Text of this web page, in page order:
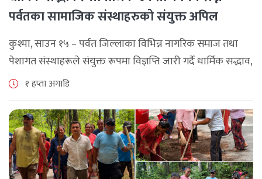
पर्वतका सामाजिक संस्थाहरुको संयुक्त अपिल
कुश्मा, साउन १५ – पर्वत जिल्लाका विभिन्न नागरिक समाज तथा
पेशागत संस्थाहरूले संयुक्त रूपमा विज्ञप्ति जारी गर्दै धार्मिक सद्भाव,
सामाजिक एकता र कानुनी शासन कायम राख्न सबै पक्षलाई संयमता
१ हप्ता अगाडि